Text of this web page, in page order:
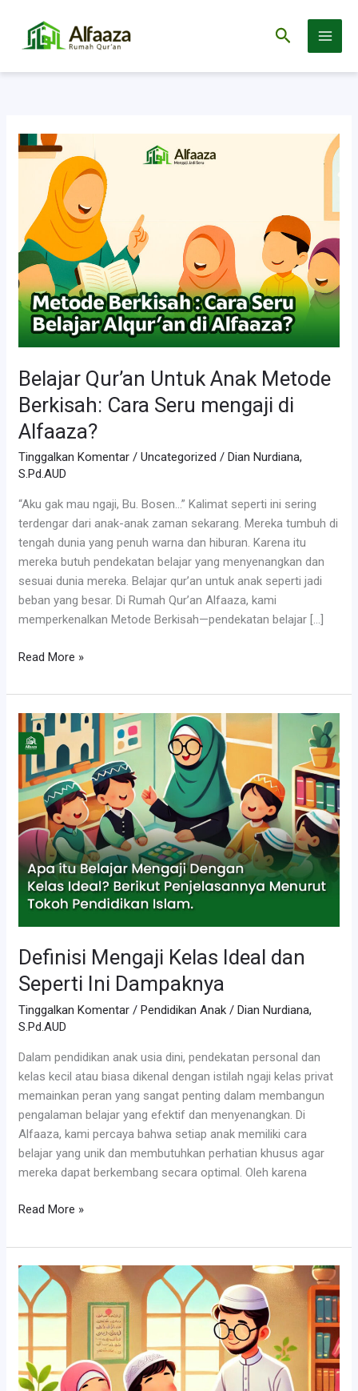
ke
Cari
Belajar Qur’an Untuk Anak Metode
Berkisah: Cara Seru mengaji di
Alfaaza?
Tinggalkan Komentar /Uncategorized /Dian Nurdiana,
S.Pd.AUD
“Aku gak mau ngaji, Bu. Bosen…” Kalimat seperti ini sering
terdengar dari anak-anak zaman sekarang. Mereka tumbuh di
tengah dunia yang penuh warna dan hiburan. Karena itu
mereka butuh pendekatan belajar yang menyenangkan dan
sesuai dunia mereka. Belajar qur’an untuk anak seperti jadi
beban yang besar. Di Rumah Qur’an Alfaaza, kami
memperkenalkan Metode Berkisah—pendekatan belajar […]
Belajar
Untuk
Anak
Metode
Berkisah:
Cara
Seru
mengaji
di
Alfaaza?
Read More »
Definisi Mengaji Kelas Ideal dan
Seperti Ini Dampaknya
Tinggalkan Komentar /Pendidikan Anak /Dian Nurdiana,
S.Pd.AUD
Dalam pendidikan anak usia dini, pendekatan personal dan
kelas kecil atau biasa dikenal dengan istilah ngaji kelas privat
memainkan peran yang sangat penting dalam membangun
pengalaman belajar yang efektif dan menyenangkan. Di
Alfaaza, kami percaya bahwa setiap anak memiliki cara
belajar yang unik dan membutuhkan perhatian khusus agar
mereka dapat berkembang secara optimal. Oleh karena
Definisi
Kelas
Ideal
dan
Seperti
Ini
Dampaknya
Read More »